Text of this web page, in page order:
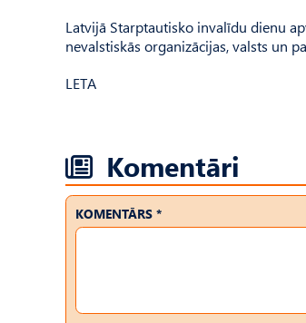
Latvijā Starptautisko invalīdu dienu
nevalstiskās organizācijas, valsts un
LETA
Komentāri
KOMENTĀRS *